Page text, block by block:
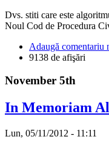
Dvs. stiti care este
Noul Cod de Procedura
Adaugă comentariu
9138 de afişări
November 5th
In Memoriam
Lun, 05/11/2012 - 11:11